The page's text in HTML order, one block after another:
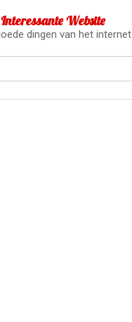
Interessante Website
dingen van het internet